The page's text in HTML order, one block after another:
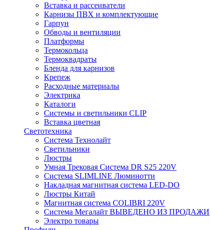
Вставка и рассеиватели
Карнизы ПВХ и комплектующие
Гарпун
Обводы и вентиляции
Платформы
Термокольца
Термоквадраты
Бленда для карнизов
Крепеж
Расходные материалы
Электрика
Каталоги
Системы и светильники CLIP
Вставка цветная
Светотехника
Система Технолайт
Светильники
Люстры
Умная Трековая Система DR S25 220V
Система SLIMLINE Люминотти
Накладная магнитная система LED-DO
Люстры Китай
Магнитная система COLIBRI 220V
Система Мегалайт ВЫВЕДЕНО ИЗ ПРОДАЖИ
Электро товары